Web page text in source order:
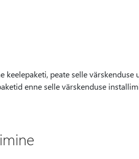
peate selle värskenduse
enne selle värskenduse